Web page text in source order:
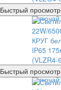
Быстрый просмотр
Быстрый просмотр